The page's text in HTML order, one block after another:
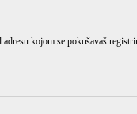
kojom se pokušavaš